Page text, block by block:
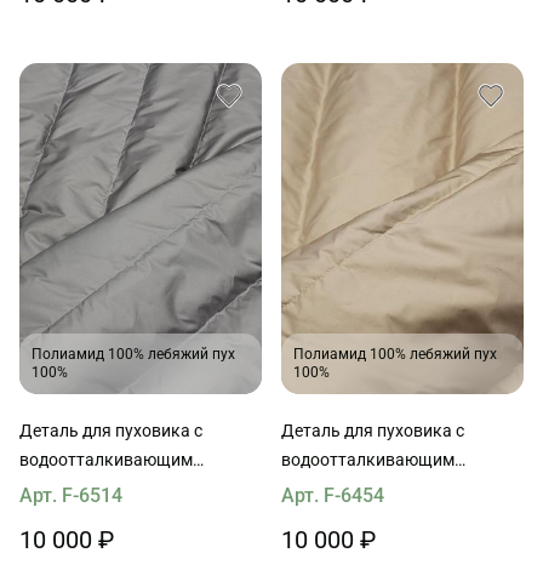
Полиамид 100% лебяжий пух
100%
Деталь для пуховика с
водоотталкивающим
покрытием наполнитель пух
Арт. F-6514
10 000 ₽
Полиамид 100% лебяжий пух
100%
Деталь для пуховика с
водоотталкивающим
покрытием наполнитель пух
Арт. F-6454
10 000 ₽